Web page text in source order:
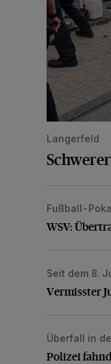
Langerfeld
WSV:
Fußball-
WSV:
Vermisster
Seit dem 8.
Vermisster
Polizei
Überfall in
Polizei